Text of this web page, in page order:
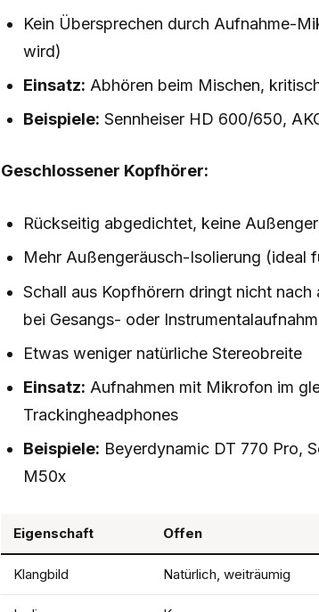
Kein Übersprechen durch Aufnahme-
wird)
Einsatz: Abhören beim Mischen,
Beispiele: Sennheiser HD 600/650,
Geschlossener Kopfhörer:
Rückseitig abgedichtet, keine
Mehr Außengeräusch-Isolierung (ideal
Schall aus Kopfhörern dringt nicht
bei Gesangs- oder
Etwas weniger natürliche Stereobreite
Einsatz: Aufnahmen mit Mikrofon im
Trackingheadphones
Beispiele: Beyerdynamic DT 770 Pro,
M50x
Eigenschaft Offen
Klangbild Natürlich, weiträumig